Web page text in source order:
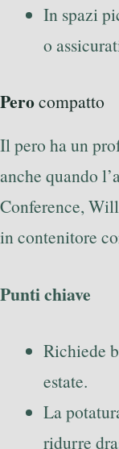
In spazi
o
Perocompatto
Il pero ha un
anche quando
Conference,
in contenitore
Punti chiave
Richiede
estate.
La
ridurre